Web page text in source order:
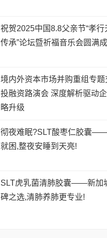
祝贺2025中国8.8父亲节“孝行
传承”论坛暨祈福音乐会圆满
境内外资本市场并购重组专题
投融资路演会 深度解析驱动
略升级
彻夜难眠?SLT酸枣仁胶囊
就困,整夜安睡到天亮!
SLT虎乳菌清肺胶囊——新加
碑之选,清肺养肺更专业!